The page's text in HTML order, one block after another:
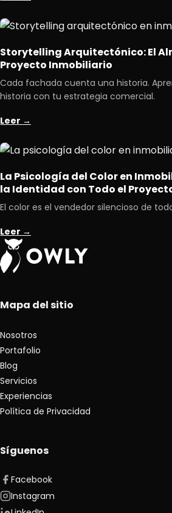
Storytelling Arquitectónico: El
Proyecto Inmobiliario
Cada fachada cuenta una historia.
historia con tu estrategia comercial.
Leer →
La Psicología del Color en
la Identidad con Todo el
El color es el vendedor silencioso de
Leer →
Mapa del sitio
Nosotros
Portafolio
Blog
Servicios
Experiencias
Política de Privacidad
Síguenos
Facebook
Instagram